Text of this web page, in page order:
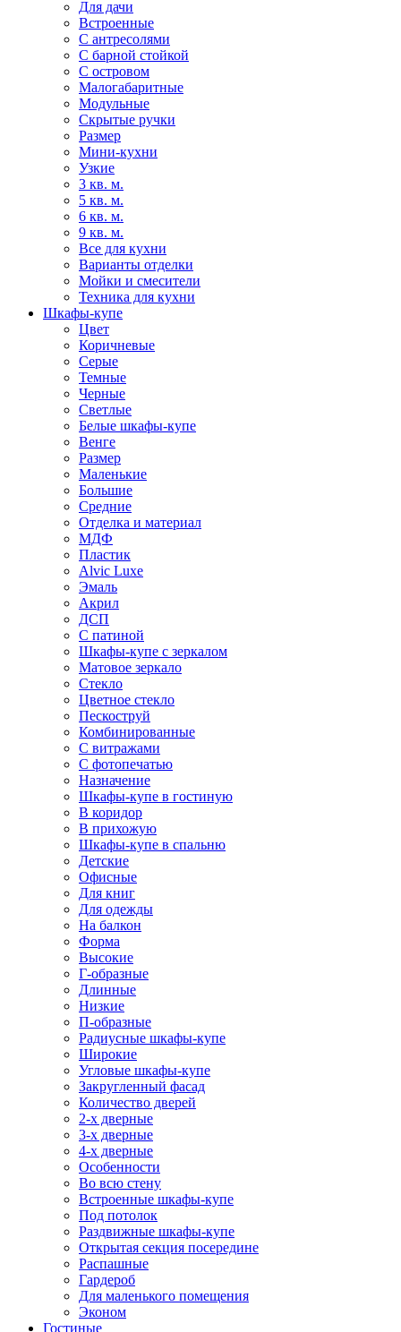
Для дачи
Встроенные
С антресолями
С барной стойкой
С островом
Малогабаритные
Модульные
Скрытые ручки
Размер
Мини-кухни
Узкие
3 кв. м.
5 кв. м.
6 кв. м.
9 кв. м.
Все для кухни
Варианты отделки
Мойки и смесители
Техника для кухни
Шкафы-купе
Цвет
Коричневые
Серые
Темные
Черные
Светлые
Белые шкафы-купе
Венге
Размер
Маленькие
Большие
Средние
Отделка и материал
МДФ
Пластик
Alvic Luxe
Эмаль
Акрил
ДСП
С патиной
Шкафы-купе с зеркалом
Матовое зеркало
Стекло
Цветное стекло
Пескоструй
Комбинированные
С витражами
С фотопечатью
Назначение
Шкафы-купе в гостиную
В коридор
В прихожую
Шкафы-купе в спальню
Детские
Офисные
Для книг
Для одежды
На балкон
Форма
Высокие
Г-образные
Длинные
Низкие
П-образные
Радиусные шкафы-купе
Широкие
Угловые шкафы-купе
Закругленный фасад
Количество дверей
2-х дверные
3-х дверные
4-х дверные
Особенности
Во всю стену
Встроенные шкафы-купе
Под потолок
Раздвижные шкафы-купе
Открытая секция посередине
Распашные
Гардероб
Для маленького помещения
Эконом
Гостиные